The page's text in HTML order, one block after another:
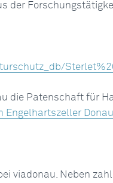
der
die Patenschaft für
Engelhartszeller
viadonau. Neben